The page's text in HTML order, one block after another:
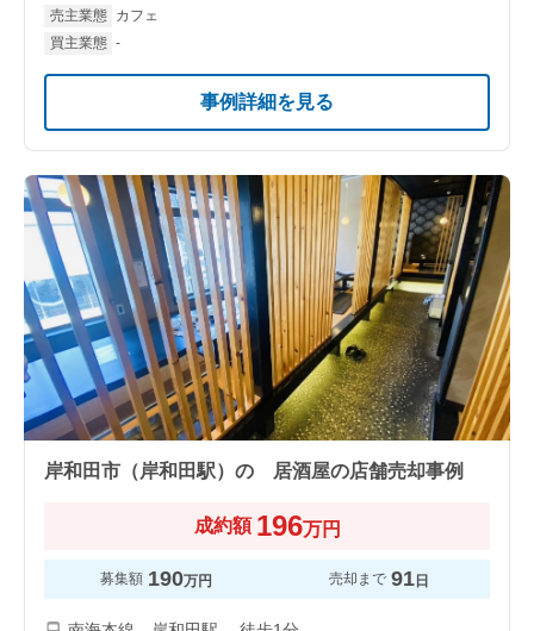
売主業態
カフェ
買主業態 -
事例詳細を見る
岸和田市（岸和田駅）の 居酒屋の店舗売却事例
成約額 196万円
募集額 190万円 売却まで 91日